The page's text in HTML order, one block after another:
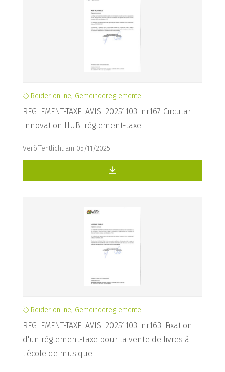
Reider online, Gemeindereglemente
REGLEMENT-TAXE_AVIS_20251103_nr167_Circular
Innovation HUB_règlement-taxe
Veröffentlicht am 05/11/2025
Reider online, Gemeindereglemente
REGLEMENT-TAXE_AVIS_20251103_nr163_Fixation
d'un règlement-taxe pour la vente de livres à
l'école de musique